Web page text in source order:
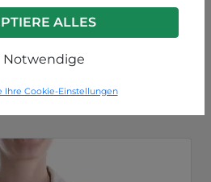
ALLES
Notwendige
Ihre Cookie-Einstellungen